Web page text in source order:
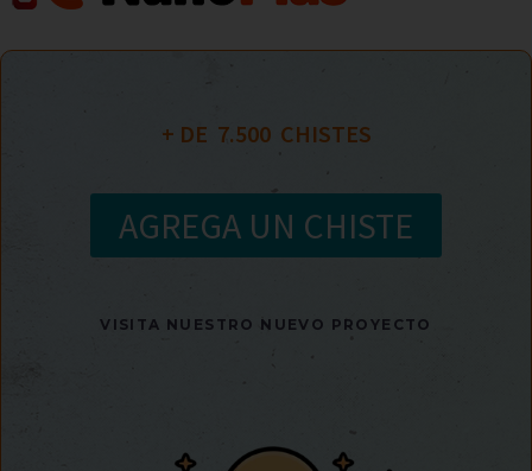
+ DE 7.500
  CHISTES
AGREGA UN CHISTE
VISITA NUESTRO NUEVO PROYECTO